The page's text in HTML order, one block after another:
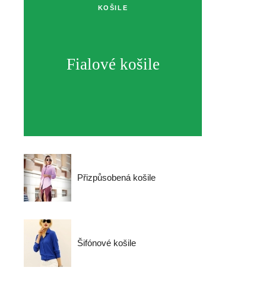
KOŠILE
Fialové košile
Přizpůsobená košile
Šifónové košile